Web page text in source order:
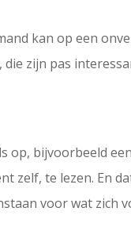
kan op een
zijn pas
op, bijvoorbeeld een
zelf, te lezen. En
voor wat zich